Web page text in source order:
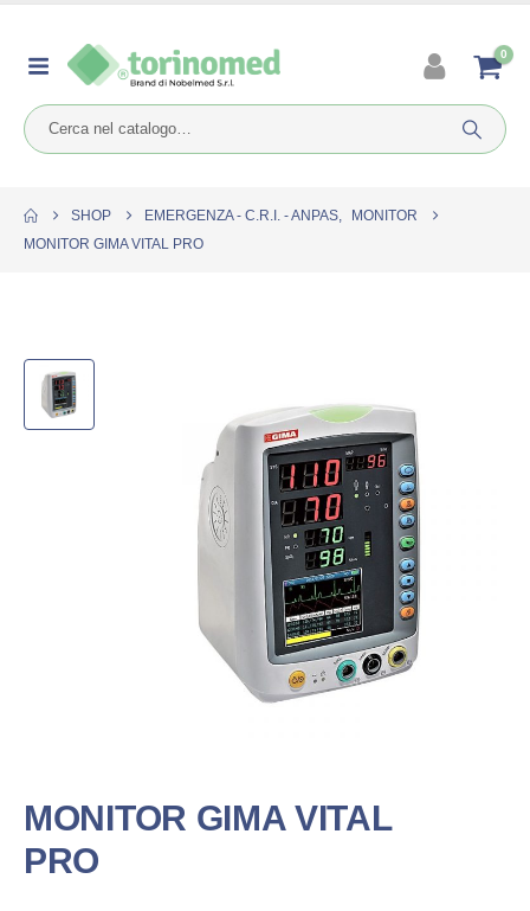
0
SHOP EMERGENZA - C.R.I. - ANPAS,
MONITOR
MONITOR GIMA VITAL PRO
MONITOR GIMA VITAL
PRO